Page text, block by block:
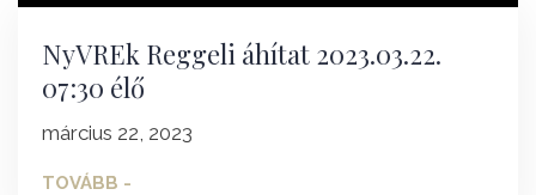
NyVREk Reggeli áhítat 2023.03.22.
07:30 élő
március 22, 2023
TOVÁBB -